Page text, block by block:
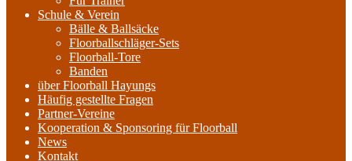
Schule & Verein
Bälle & Ballsäcke
Floorballschläger-Sets
Floorball-Tore
Banden
über Floorball Hayungs
Häufig gestellte Fragen
Partner-Vereine
Kooperation & Sponsoring für Floorball
News
Kontakt